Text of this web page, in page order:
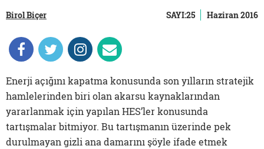
Birol Biçer
SAYI:25 Haziran 2016
Enerji açığını kapatma konusunda son yılların stratejik
hamlelerinden biri olan akarsu kaynaklarından
yararlanmak için yapılan HES’ler konusunda
tartışmalar bitmiyor. Bu tartışmanın üzerinde pek
durulmayan gizli ana damarını şöyle ifade etmek